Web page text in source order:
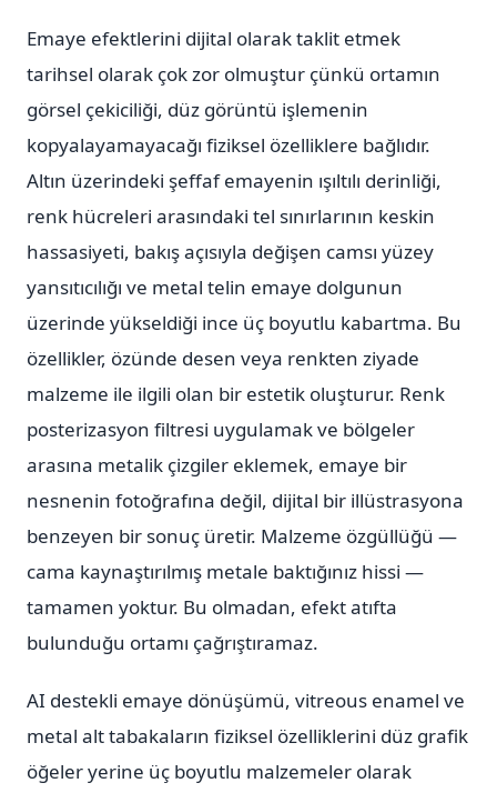
Emaye efektlerini dijital olarak taklit etmek
tarihsel olarak çok zor olmuştur çünkü ortamın
görsel çekiciliği, düz görüntü işlemenin
kopyalayamayacağı fiziksel özelliklere bağlıdır.
Altın üzerindeki şeffaf emayenin ışıltılı derinliği,
renk hücreleri arasındaki tel sınırlarının keskin
hassasiyeti, bakış açısıyla değişen camsı yüzey
yansıtıcılığı ve metal telin emaye dolgunun
üzerinde yükseldiği ince üç boyutlu kabartma. Bu
özellikler, özünde desen veya renkten ziyade
malzeme ile ilgili olan bir estetik oluşturur. Renk
posterizasyon filtresi uygulamak ve bölgeler
arasına metalik çizgiler eklemek, emaye bir
nesnenin fotoğrafına değil, dijital bir illüstrasyona
benzeyen bir sonuç üretir. Malzeme özgüllüğü —
cama kaynaştırılmış metale baktığınız hissi —
tamamen yoktur. Bu olmadan, efekt atıfta
bulunduğu ortamı çağrıştıramaz.
AI destekli emaye dönüşümü, vitreous enamel ve
metal alt tabakaların fiziksel özelliklerini düz grafik
öğeler yerine üç boyutlu malzemeler olarak